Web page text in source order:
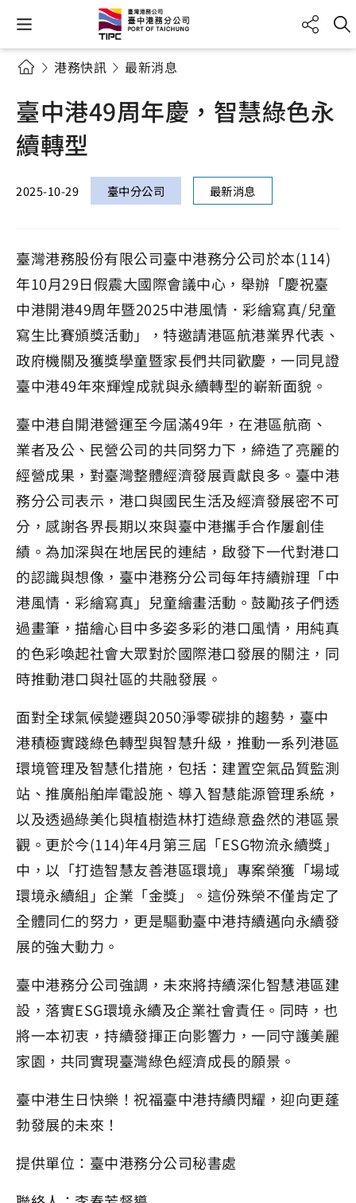
港務快訊 最新消息
臺中港49周年慶，智慧綠色永
續轉型
2025-10-29 臺中分公司 最新消息
臺灣港務股份有限公司臺中港務分公司於本(114)
年10月29日假震大國際會議中心，舉辦「慶祝臺
中港開港49周年暨2025中港風情．彩繪寫真/兒童
寫生比賽頒獎活動」，特邀請港區航港業界代表、
政府機關及獲獎學童暨家長們共同歡慶，一同見證
臺中港49年來輝煌成就與永續轉型的嶄新面貌。
臺中港自開港營運至今屆滿49年，在港區航商、
業者及公、民營公司的共同努力下，締造了亮麗的
經營成果，對臺灣整體經濟發展貢獻良多。臺中港
務分公司表示，港口與國民生活及經濟發展密不可
分，感謝各界長期以來與臺中港攜手合作屢創佳
績。為加深與在地居民的連結，啟發下一代對港口
的認識與想像，臺中港務分公司每年持續辦理「中
港風情．彩繪寫真」兒童繪畫活動。鼓勵孩子們透
過畫筆，描繪心目中多姿多彩的港口風情，用純真
的色彩喚起社會大眾對於國際港口發展的關注，同
時推動港口與社區的共融發展。
面對全球氣候變遷與2050淨零碳排的趨勢，臺中
港積極實踐綠色轉型與智慧升級，推動一系列港區
環境管理及智慧化措施，包括：建置空氣品質監測
站、推廣船舶岸電設施、導入智慧能源管理系統，
以及透過綠美化與植樹造林打造綠意盎然的港區景
觀。更於今(114)年4月第三屆「ESG物流永續獎」
中，以「打造智慧友善港區環境」專案榮獲「場域
環境永續組」企業「金獎」。這份殊榮不僅肯定了
全體同仁的努力，更是驅動臺中港持續邁向永續發
展的強大動力。
臺中港務分公司強調，未來將持續深化智慧港區建
設，落實ESG環境永續及企業社會責任。同時，也
將一本初衷，持續發揮正向影響力，一同守護美麗
家園，共同實現臺灣綠色經濟成長的願景。
臺中港生日快樂！祝福臺中港持續閃耀，迎向更蓬
勃發展的未來！
提供單位：臺中港務分公司秘書處